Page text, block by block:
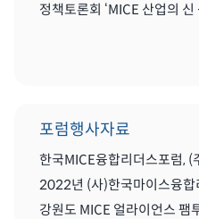
포럼행사자료
2022년 (사)한국마이스융합
강원도 MICE 얼라이언스 팸